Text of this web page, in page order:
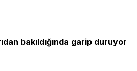
bakıldığında garip duruyor